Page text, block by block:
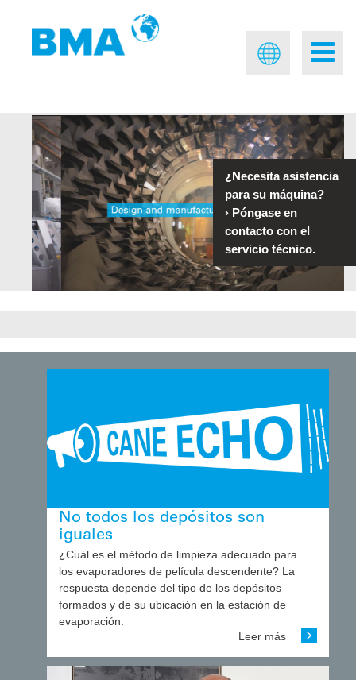
No todos los depósitos son
iguales
¿Cuál es el método de limpieza adecuado para
los evaporadores de película descendente? La
respuesta depende del tipo de los depósitos
formados y de su ubicación en la estación de
evaporación.
Leer más
¿Necesita asistencia
para su máquina?
› Póngase en
contacto con el
servicio técnico.